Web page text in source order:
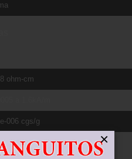
ohm-cm
006 cgs/g
×